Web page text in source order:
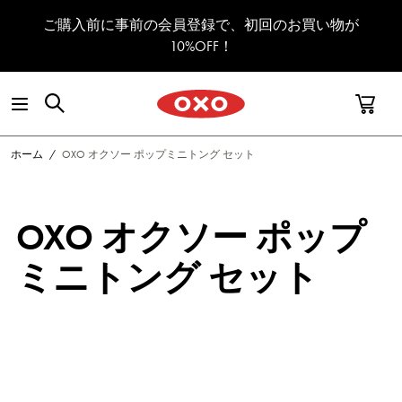
ご購入前に事前の会員登録で、初回のお買い物が
10%OFF！
ホーム / OXO オクソー ポップミニトング セット
OXO オクソー ポップ
ミニトング セット